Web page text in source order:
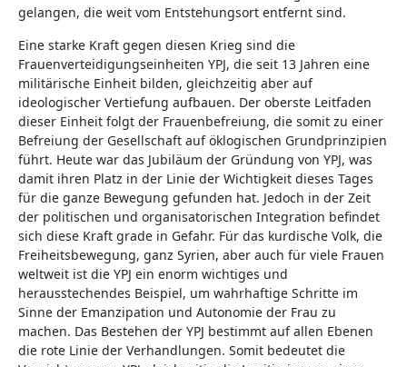
gelangen, die weit vom Entstehungsort entfernt sind.
Eine starke Kraft gegen diesen Krieg sind die
Frauenverteidigungseinheiten YPJ, die seit 13 Jahren eine
militärische Einheit bilden, gleichzeitig aber auf
ideologischer Vertiefung aufbauen. Der oberste Leitfaden
dieser Einheit folgt der Frauenbefreiung, die somit zu einer
Befreiung der Gesellschaft auf öklogischen Grundprinzipien
führt. Heute war das Jubiläum der Gründung von YPJ, was
damit ihren Platz in der Linie der Wichtigkeit dieses Tages
für die ganze Bewegung gefunden hat. Jedoch in der Zeit
der politischen und organisatorischen Integration befindet
sich diese Kraft grade in Gefahr. Für das kurdische Volk, die
Freiheitsbewegung, ganz Syrien, aber auch für viele Frauen
weltweit ist die YPJ ein enorm wichtiges und
herausstechendes Beispiel, um wahrhaftige Schritte im
Sinne der Emanzipation und Autonomie der Frau zu
machen. Das Bestehen der YPJ bestimmt auf allen Ebenen
die rote Linie der Verhandlungen. Somit bedeutet die